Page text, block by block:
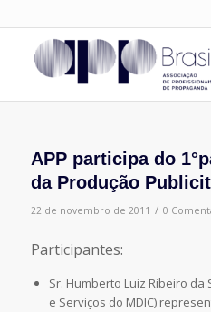
APP participa do
da Produção
22 de novembro de 2011 / 0
Participantes:
Sr. Humberto Luiz Ribeiro da
e Serviços do MDIC)